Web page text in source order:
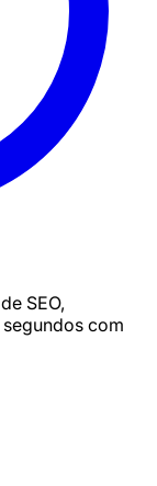
SEO,
com